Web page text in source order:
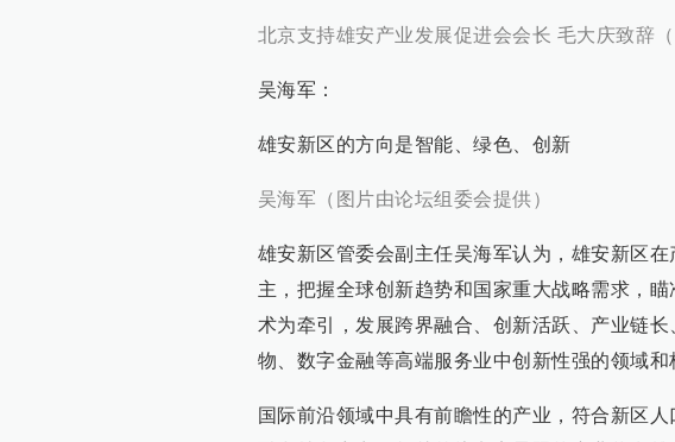
北京支持雄安产业发展促进会会长 毛大庆致辞
吴海军：
雄安新区的方向是智能、绿色、创新
吴海军（图片由论坛组委会提供）
雄安新区管委会副主任吴海军认为，雄安新区
主，把握全球创新趋势和国家重大战略需求，
术为牵引，发展跨界融合、创新活跃、产业链
物、数字金融等高端服务业中创新性强的领域和
国际前沿领域中具有前瞻性的产业，符合新区